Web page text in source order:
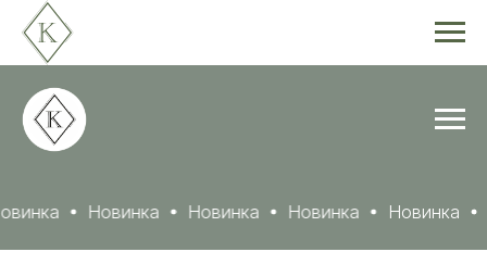
Новинка Новинка Новинка Новинка